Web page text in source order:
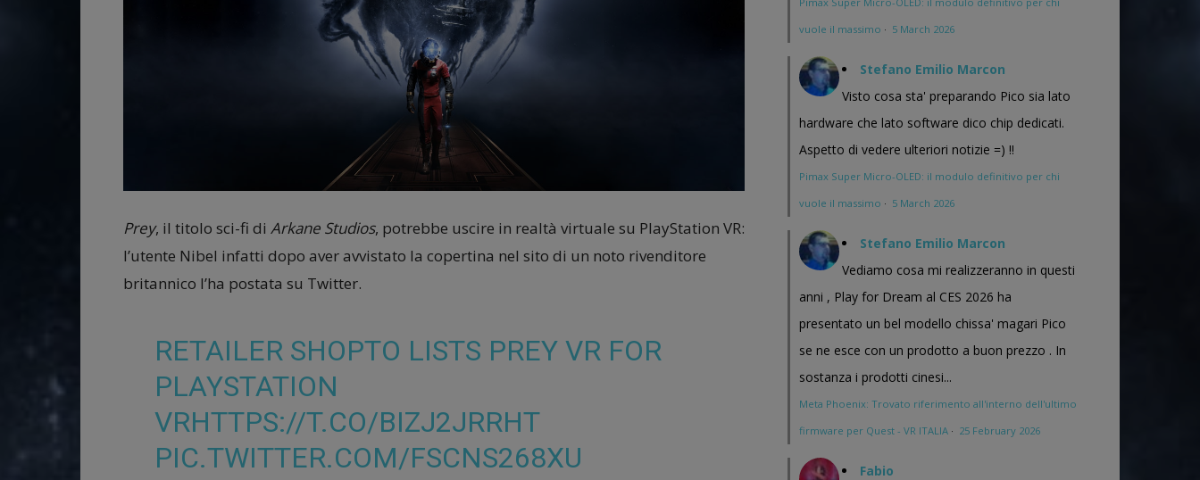
Prey, il titolo sci-fi di Arkane Studios, potrebbe uscire in realtà virtuale su PlayStation VR:
l’utente Nibel infatti dopo aver avvistato la copertina nel sito di un noto rivenditore
britannico l’ha postata su Twitter.
RETAILER SHOPTO LISTS PREY VR FOR
PLAYSTATION
VRHTTPS://T.CO/BIZJ2JRRHT
PIC.TWITTER.COM/FSCNS268XU
vuole il massimo · 5 March 2026
Stefano Emilio Marcon
Visto cosa sta' preparando Pico sia lato
hardware che lato software dico chip dedicati.
Aspetto di vedere ulteriori notizie =) !!
Pimax Super Micro-OLED: il modulo definitivo per chi
vuole il massimo · 5 March 2026
Stefano Emilio Marcon
Vediamo cosa mi realizzeranno in questi
anni , Play for Dream al CES 2026 ha
presentato un bel modello chissa' magari Pico
se ne esce con un prodotto a buon prezzo . In
sostanza i prodotti cinesi...
Meta Phoenix: Trovato riferimento all'interno dell'ultimo
firmware per Quest - VR ITALIA · 25 February 2026
Fabio